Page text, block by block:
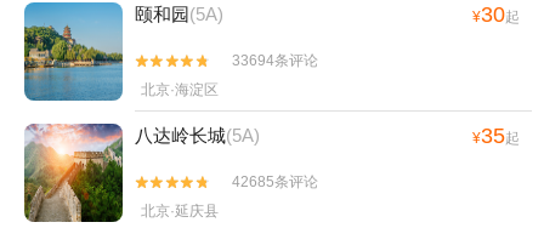
颐和园(5A) ¥30起


33694条评论
北京·海淀区
八达岭长城(5A) ¥35起


42685条评论
北京·延庆县